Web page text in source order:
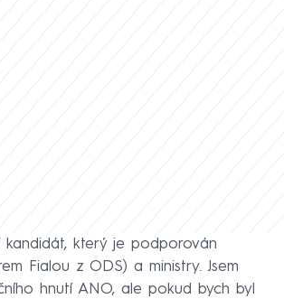
kandidát, který je podporován
Fialou z ODS) a ministry. Jsem
hnutí ANO, ale pokud bych byl